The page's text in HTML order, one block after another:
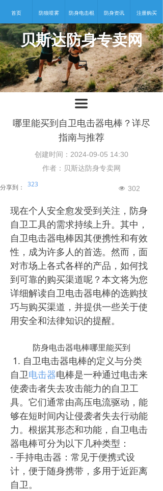
贝斯达防身专卖网
首页 防狼喷雾 防身电击棍 防身资讯 注册购买
넡
哪里能买到自卫电击器电棒？详尽
指南与推荐
现在个人安全愈发受到关注，防身
自卫工具的需求持续上升。其中，
自卫电击器电棒因其便携性和有效
性，成为许多人的首选。然而，面
对市场上各式各样的产品，如何找
到可靠的购买渠道呢？本文将为您
详细解读自卫电击器电棒的选购技
巧与购买渠道，并提供一些关于使
用安全和法律知识的提醒。
防身电击器电棒哪里能买到
1. 自卫电击器电棒的定义与分类
自卫电击器电棒是一种通过电击来
使袭击者失去攻击能力的自卫工
具。它们通常由高压电流驱动，能
够在短时间内让侵袭者失去行动能
力。根据其形态和功能，自卫电击
器电棒可分为以下几种类型：
- 手持电击器：常见于便携式设
计，便于随身携带，多用于近距离
自卫。
넶 302
分享到： 323
创建时间： 2024-09-05 14:30
作者：贝斯达防身专卖网
끀